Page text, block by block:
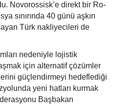
Novorossisk’e direkt bir Ro-
sınırında 40 günü aşkın
Türk nakliyecileri de
nedeniyle lojistik
için alternatif çözümler
güçlendirmeyi hedeflediği
yeni hatları kurmak
Başbakan